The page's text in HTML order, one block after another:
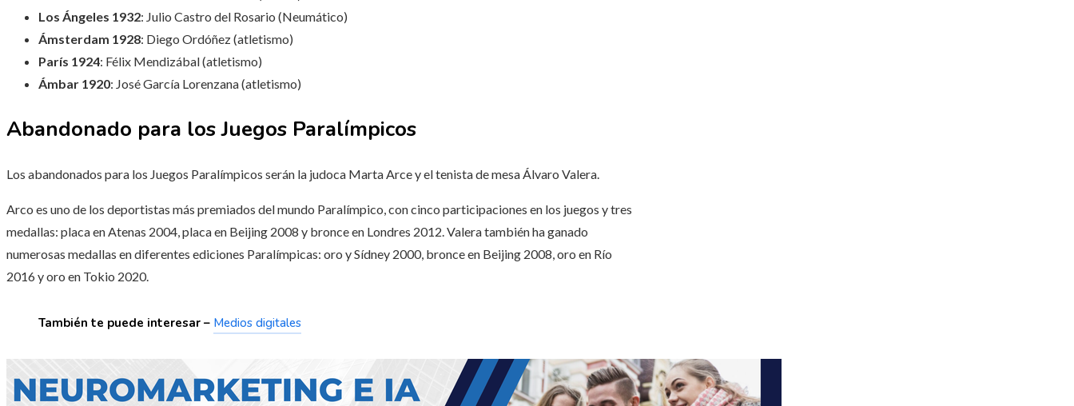
Los Ángeles 1932: Julio Castro del Rosario (Neumático)
Ámsterdam 1928: Diego Ordóñez (atletismo)
París 1924: Félix Mendizábal (atletismo)
Ámbar 1920: José García Lorenzana (atletismo)
Abandonado para los Juegos Paralímpicos
Los abandonados para los Juegos Paralímpicos serán la judoca Marta Arce y el tenista de mesa Álvaro Valera.
Arco es uno de los deportistas más premiados del mundo Paralímpico, con cinco participaciones en los juegos y tres
medallas: placa en Atenas 2004, placa en Beijing 2008 y bronce en Londres 2012. Valera también ha ganado
numerosas medallas en diferentes ediciones Paralímpicas: oro y Sídney 2000, bronce en Beijing 2008, oro en Río
2016 y oro en Tokio 2020.
También te puede interesar – Medios digitales